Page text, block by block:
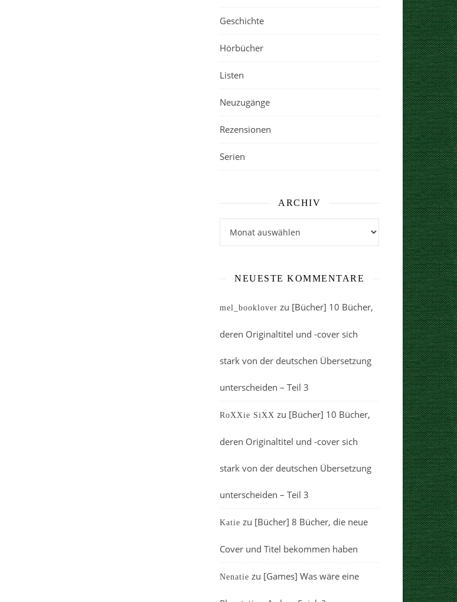
Geschichte
Hörbücher
Listen
Neuzugänge
Rezensionen
Serien
ARCHIV
NEUESTE KOMMENTARE
mel_booklover zu [Bücher] 10 Bücher,
deren Originaltitel und -cover sich
stark von der deutschen Übersetzung
unterscheiden – Teil 3
RoXXie SiXX zu [Bücher] 10 Bücher,
deren Originaltitel und -cover sich
stark von der deutschen Übersetzung
unterscheiden – Teil 3
Katie zu [Bücher] 8 Bücher, die neue
Cover und Titel bekommen haben
Nenatie zu [Games] Was wäre eine